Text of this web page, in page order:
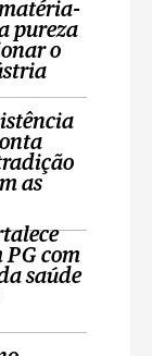
pureza
o
as
PG com
saúde